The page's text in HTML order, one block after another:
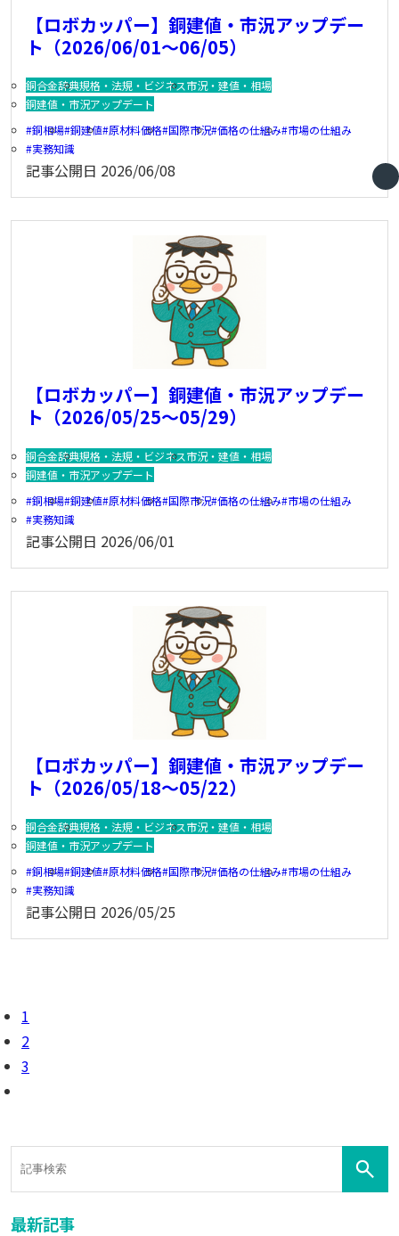
【ロボカッパー】銅建値・市況アップデー
ト（2026/06/01～06/05）
銅合金辞典規格・法規・ビジネス市況・建値・相場
銅建値・市況アップデート
銅相場 銅建値 原材料価格 国際市況 価格の仕組み 市場の仕組み
実務知識
記事公開日 2026/06/08
【ロボカッパー】銅建値・市況アップデー
ト（2026/05/25～05/29）
銅合金辞典規格・法規・ビジネス市況・建値・相場
銅建値・市況アップデート
銅相場 銅建値 原材料価格 国際市況 価格の仕組み 市場の仕組み
実務知識
記事公開日 2026/06/01
【ロボカッパー】銅建値・市況アップデー
ト（2026/05/18～05/22）
銅合金辞典規格・法規・ビジネス市況・建値・相場
銅建値・市況アップデート
銅相場 銅建値 原材料価格 国際市況 価格の仕組み 市場の仕組み
実務知識
記事公開日 2026/05/25
1
2
3
最新記事